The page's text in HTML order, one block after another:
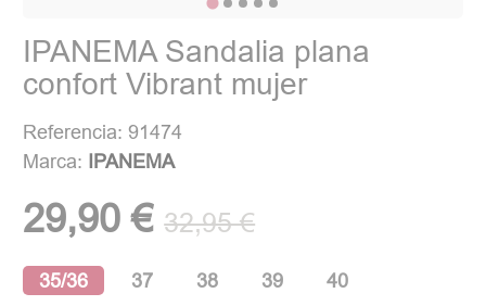
IPANEMA Sandalia plana
confort Vibrant mujer
Referencia: 91474
Marca: IPANEMA
29,90 € 32,95 €
35/36 37 38 39
40